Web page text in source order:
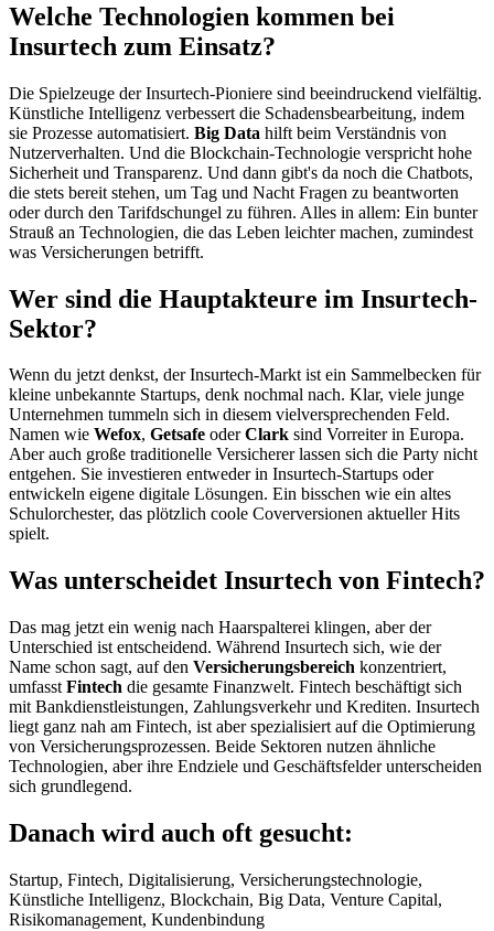
Welche Technologien kommen bei
Insurtech zum Einsatz?
Die Spielzeuge der Insurtech-Pioniere sind beeindruckend vielfältig.
Künstliche Intelligenz verbessert die Schadensbearbeitung, indem
sie Prozesse automatisiert. Big Data hilft beim Verständnis von
Nutzerverhalten. Und die Blockchain-Technologie verspricht hohe
Sicherheit und Transparenz. Und dann gibt's da noch die Chatbots,
die stets bereit stehen, um Tag und Nacht Fragen zu beantworten
oder durch den Tarifdschungel zu führen. Alles in allem: Ein bunter
Strauß an Technologien, die das Leben leichter machen, zumindest
was Versicherungen betrifft.
Wer sind die Hauptakteure im Insurtech-
Sektor?
Wenn du jetzt denkst, der Insurtech-Markt ist ein Sammelbecken für
kleine unbekannte Startups, denk nochmal nach. Klar, viele junge
Unternehmen tummeln sich in diesem vielversprechenden Feld.
Namen wie Wefox, Getsafe oderClark sind Vorreiter in Europa.
Aber auch große traditionelle Versicherer lassen sich die Party nicht
entgehen. Sie investieren entweder in Insurtech-Startups oder
entwickeln eigene digitale Lösungen. Ein bisschen wie ein altes
Schulorchester, das plötzlich coole Coverversionen aktueller Hits
spielt.
Was unterscheidet Insurtech von Fintech?
Das mag jetzt ein wenig nach Haarspalterei klingen, aber der
Unterschied ist entscheidend. Während Insurtech sich, wie der
Name schon sagt, auf den Versicherungsbereich konzentriert,
umfasst Fintech die gesamte Finanzwelt. Fintech beschäftigt sich
mit Bankdienstleistungen, Zahlungsverkehr und Krediten. Insurtech
liegt ganz nah am Fintech, ist aber spezialisiert auf die Optimierung
von Versicherungsprozessen. Beide Sektoren nutzen ähnliche
Technologien, aber ihre Endziele und Geschäftsfelder unterscheiden
sich grundlegend.
Danach wird auch oft gesucht:
Startup, Fintech, Digitalisierung, Versicherungstechnologie,
Künstliche Intelligenz, Blockchain, Big Data, Venture Capital,
Risikomanagement, Kundenbindung